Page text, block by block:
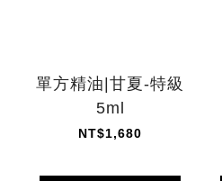
單方精油|甘夏-特級
5ml
NT$1,680